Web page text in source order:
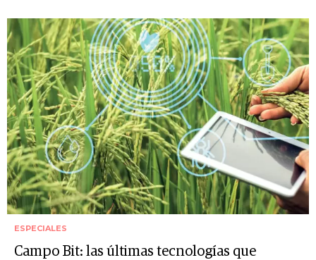
ESPECIALES
Campo Bit: las últimas tecnologías que